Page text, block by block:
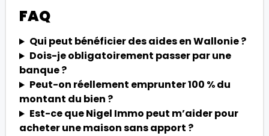
FAQ
Qui peut bénéficier des aides en Wallonie ?
Dois-je obligatoirement passer par une
banque ?
Peut-on réellement emprunter 100 % du
montant du bien ?
Est-ce que Nigel Immo peut m’aider pour
acheter une maison sans apport ?